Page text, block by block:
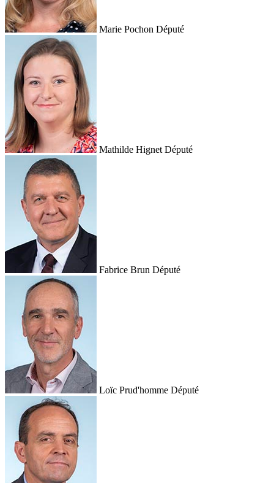
Marie Pochon Député
Mathilde Hignet Député
Fabrice Brun Député
Loïc Prud'homme Député